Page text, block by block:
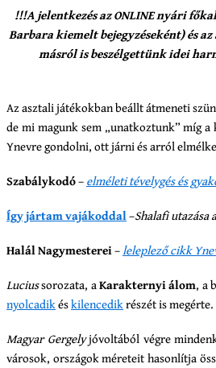
!!!A jelentkezés az ONLINE nyári
Barbara kiemelt bejegyzéseként) és
másról is beszélgettünk idei
Az asztali játékokban beállt átmeneti
de mi magunk sem „unatkoztunk” míg
Ynevre gondolni, ott járni és arról
Szabálykodó–elméleti tévelygés és
Így jártam vajákoddal–Shalafi utazása
Halál Nagymesterei–leleplező cikk
Luciussorozata, aKarakternyi álom, a
nyolcadikéskilencedikrészét is megérte.
Magyar Gergelyjóvoltából végre
városok, országok méreteit hasonlítja